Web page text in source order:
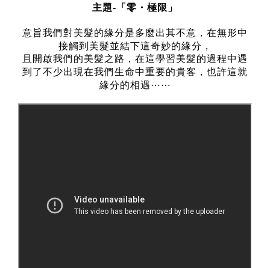
主題-「零・極限」
意旨我們對美髮的緣分是多麼出其不意，在無形中
接觸到美髮並結下這奇妙的緣分，
且開啟我們的美髮之路，在這學習美髮的過程中遇
到了不少出現在我們生命中重要的貴客，也許這就
緣分的相遇⋯⋯